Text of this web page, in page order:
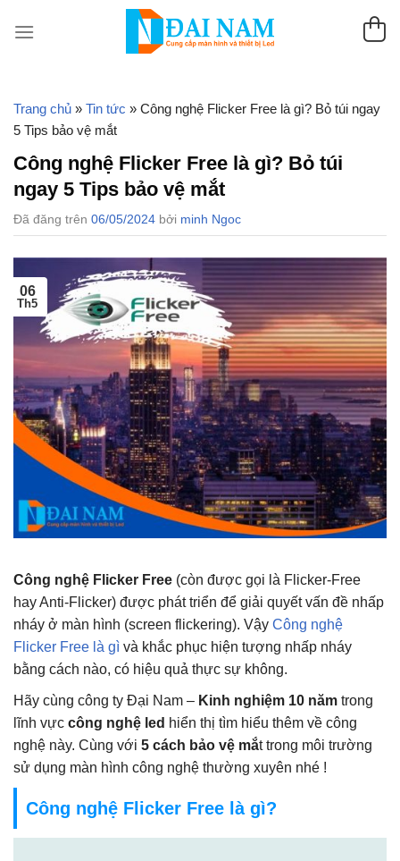
đến
Trang chủ » Tin tức » Công nghệ Flicker Free là gì? Bỏ túi ngay
5 Tips bảo vệ mắt
Công nghệ Flicker Free là gì? Bỏ túi
ngay 5 Tips bảo vệ mắt
Đã đăng trên 06/05/2024 bởi minh Ngoc
06
Th5
Công nghệ Flicker Free (còn được gọi là Flicker-Free
hay Anti-Flicker) được phát triển để giải quyết vấn đề nhấp
nháy ở màn hình (screen flickering). Vậy Công nghệ
Flicker Free là gì và khắc phục hiện tượng nhấp nháy
bằng cách nào, có hiệu quả thực sự không.
Hãy cùng công ty Đại Nam – Kinh nghiệm 10 năm trong
lĩnh vực công nghệ led hiển thị tìm hiểu thêm về công
nghệ này. Cùng với 5 cách bảo vệ mắt trong môi trường
sử dụng màn hình công nghệ thường xuyên nhé !
Công nghệ Flicker Free là gì?